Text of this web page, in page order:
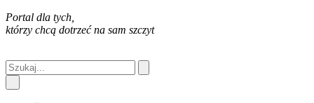
Portal dla tych,
którzy chcą dotrzeć na sam szczyt